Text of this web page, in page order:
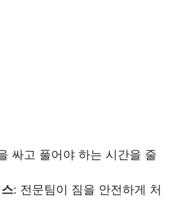
싸고 풀어야 하는 시간을 줄
: 전문팀이 짐을 안전하게 처